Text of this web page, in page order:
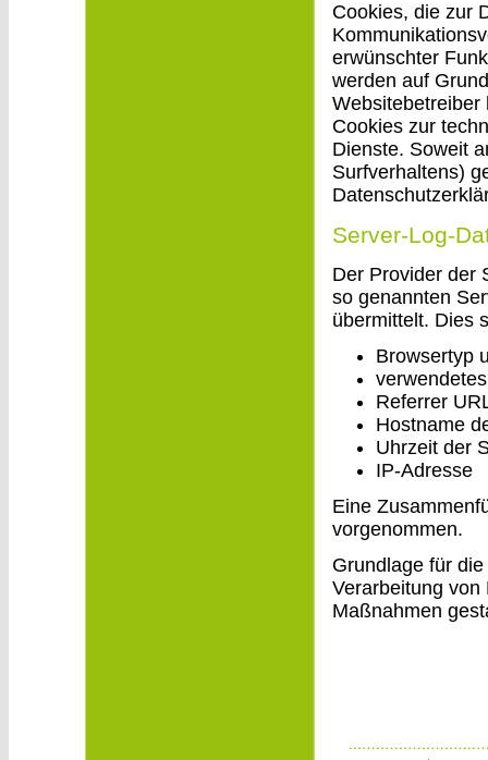
Cookies, die zur
erwünschter
werden auf
Websitebetreiber
Cookies zur
Dienste. Soweit
Surfverhaltens)
Server-Log-
Der Provider der
so genannten
übermittelt. Dies
Browsertyp
Referrer
Hostname
Uhrzeit der
IP-Adresse
Eine
vorgenommen.
Grundlage für
Verarbeitung von
Maßnahmen